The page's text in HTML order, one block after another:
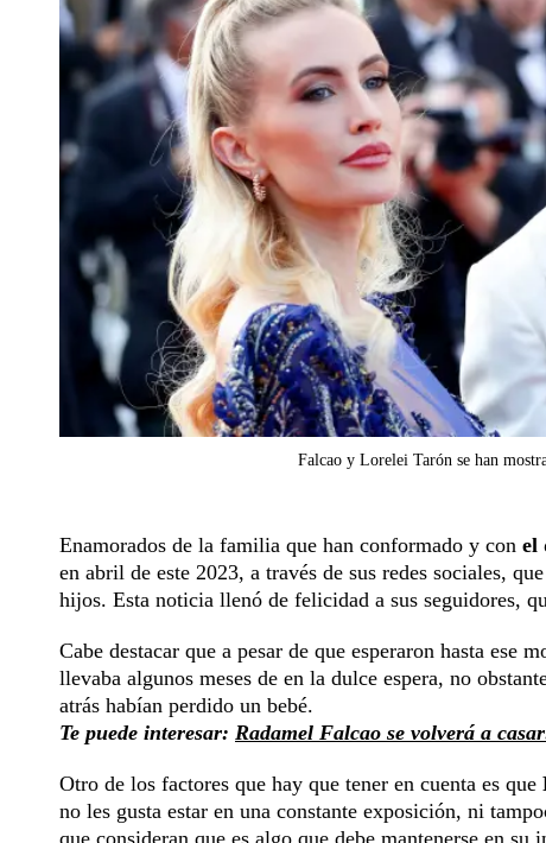
Falcao y Lorelei Tarón se han
Enamorados de la familia que han conformado y con el
en abril de este 2023, a través de sus redes sociales,
hijos. Esta noticia llenó de felicidad a sus seguidores,
Cabe destacar que a pesar de que esperaron hasta ese
llevaba algunos meses de en la dulce espera, no
atrás habían perdido un bebé.
Te puede interesar: Radamel Falcao se volverá a
Otro de los factores que hay que tener en cuenta es que
no les gusta estar en una constante exposición, ni